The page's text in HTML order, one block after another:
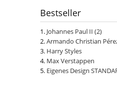
Bestseller
Johannes Paul II (2)
Armando Christian
Harry Styles
Max Verstappen
Eigenes Design